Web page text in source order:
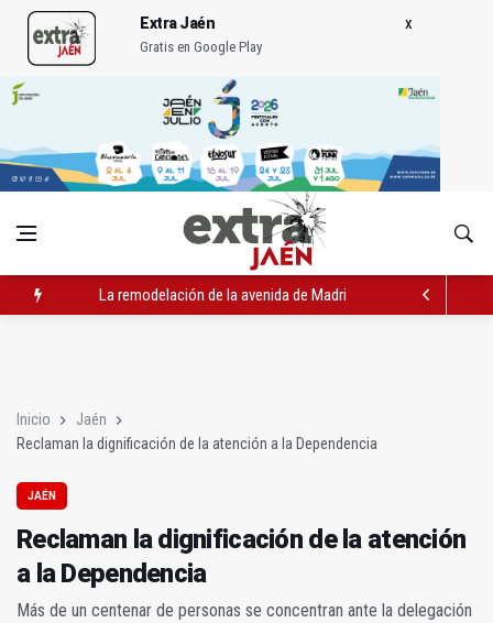
Extra Jaén
Gratis en Google Play
La remodelación de la avenida de Madrid contará con 3,2
IU pide respuestas al Gobierno sobre la situación del
Inicio
Jaén
Reclaman la dignificación de la atención a la Dependencia
JAÉN
Reclaman la dignificación de la atención
a la Dependencia
Más de un centenar de personas se concentran ante la delegación